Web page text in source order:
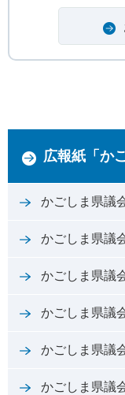
広報紙「か
かごしま県議
かごしま県議
かごしま県議
かごしま県議
かごしま県議
かごしま県議